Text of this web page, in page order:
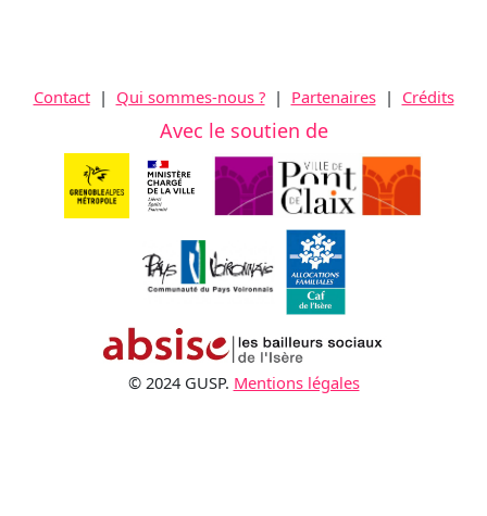
Contact| Qui sommes-nous ?| Partenaires| Crédits
Avec le soutien de
© 2024 GUSP. Mentions légales